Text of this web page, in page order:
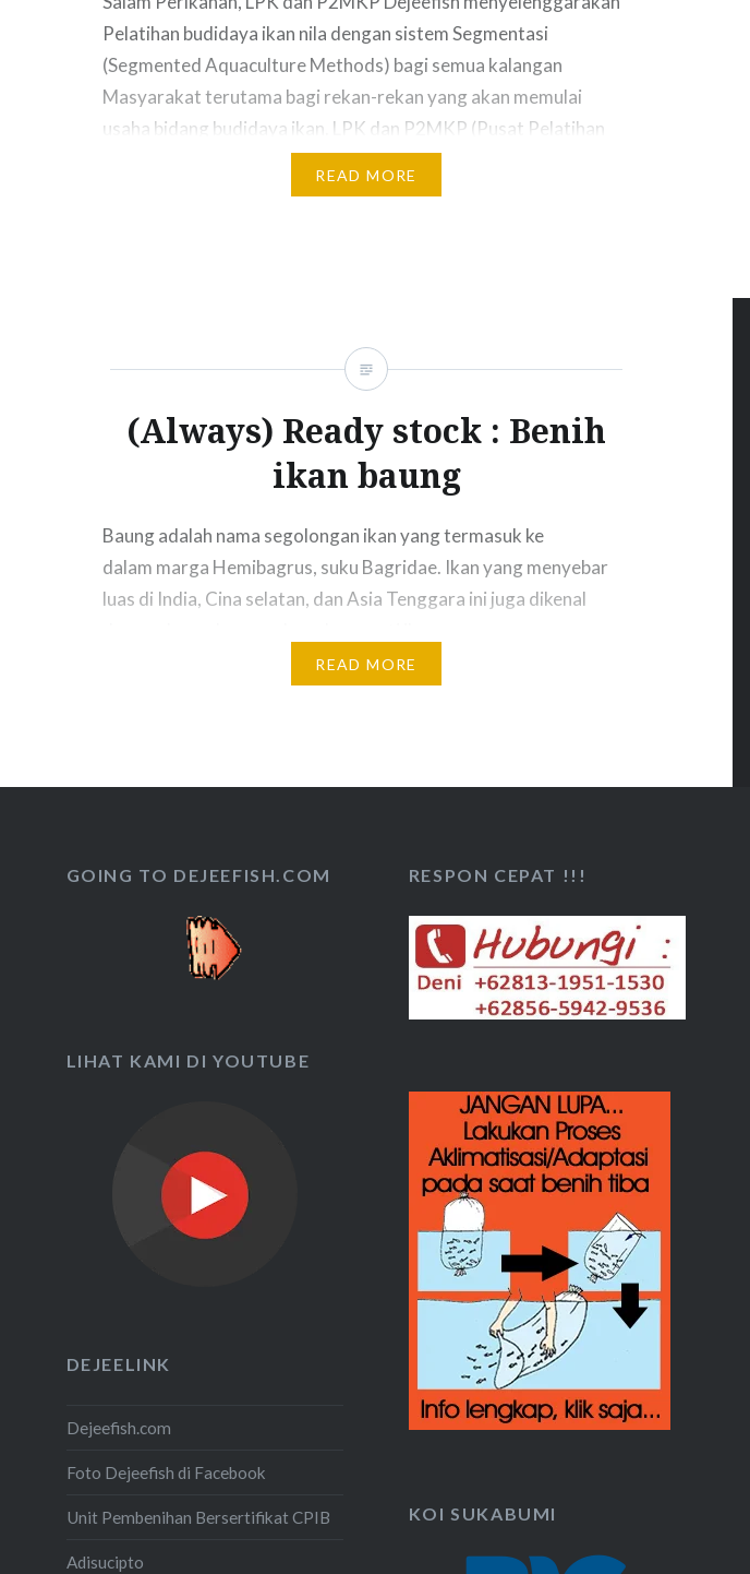
Pelatihan budidaya ikan nila dengan sistem Segmentasi
(Segmented Aquaculture Methods) bagi semua kalangan
Masyarakat terutama bagi rekan-rekan yang akan memulai
usaha bidang budidaya ikan. LPK dan P2MKP (Pusat Pelatihan
Mandiri Kelautan dan Perikanan) dejeefish merupakan lembaga
Pelatihan dalam bidang budidaya air tawar yang telah
READ MORE
(Always) Ready stock : Benih
ikan baung
Baung adalah nama segolongan ikan yang termasuk ke
dalam marga Hemibagrus, suku Bagridae. Ikan yang menyebar
luas di India, Cina selatan, dan Asia Tenggara ini juga dikenal
duri, baong, baon ; bawon, senggal atau singgah; tagih, tageh ,
atau beong ; niken, siken, tiken, tiken bato, dan lain-lain. Baung
berarti “setengah” atau “separuh”, dan bagrus, yang dipungut
READ MORE
GOING TO DEJEEFISH.COM RESPON CEPAT !!!
LIHAT KAMI DI YOUTUBE
DEJEELINK
Dejeefish.com
Foto Dejeefish di Facebook
Unit Pembenihan Bersertifikat CPIB
Adisucipto
KOI SUKABUMI